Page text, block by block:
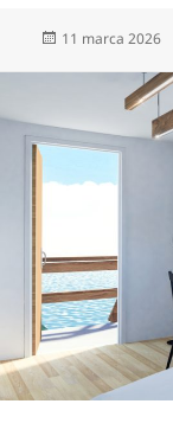
Data
11 marca 2026